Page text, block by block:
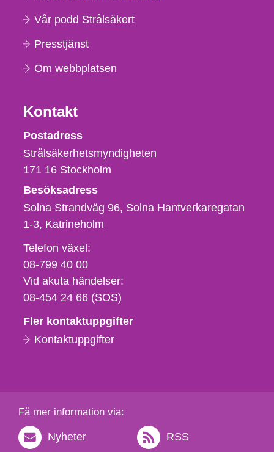
Vår podd Strålsäkert
Presstjänst
Om webbplatsen
Kontakt
Strålsäkerhetsmyndigheten
Postadress
Strålsäkerhetsmyndigheten
171 16 Stockholm
Besöksadress
Solna Strandväg 96, Solna Hantverkaregatan
1-3 Katrineholm
Telefon,
fax
och
e-
Telefon växel:
08-799 40 00
Vid akuta händelser:
08-454 24 66 (SOS)
Fler kontaktuppgifter
Kontaktuppgifter
Få mer information via:
Nyheter RSS